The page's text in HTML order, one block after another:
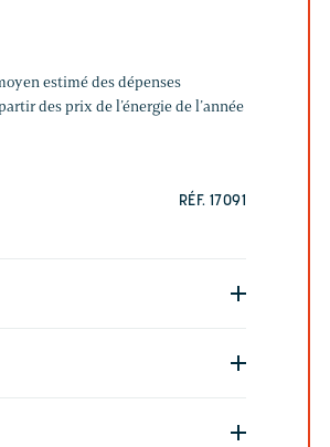
estimé des dépenses
des prix de l’énergie de l’année
RÉF. 17091